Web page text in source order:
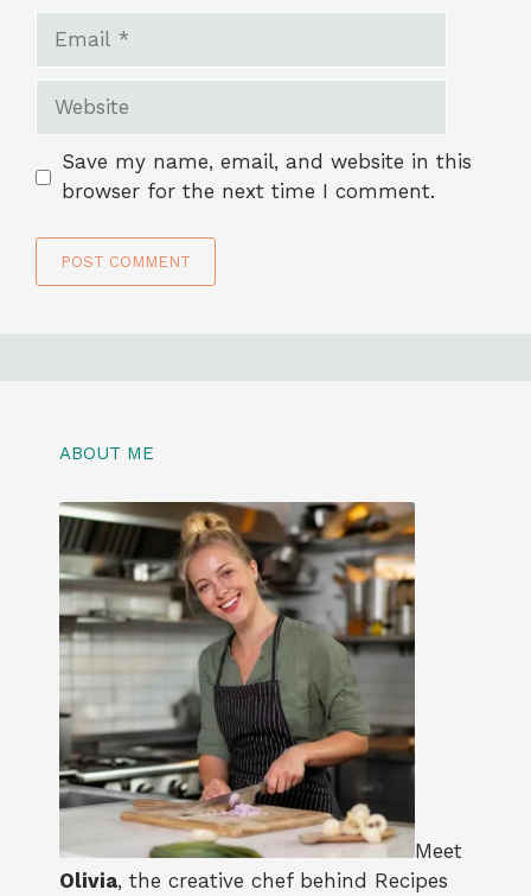
Website
Save my name, email, and website in this
browser for the next time I comment.
ABOUT ME
Meet
Olivia, the creative chef behind Recipes